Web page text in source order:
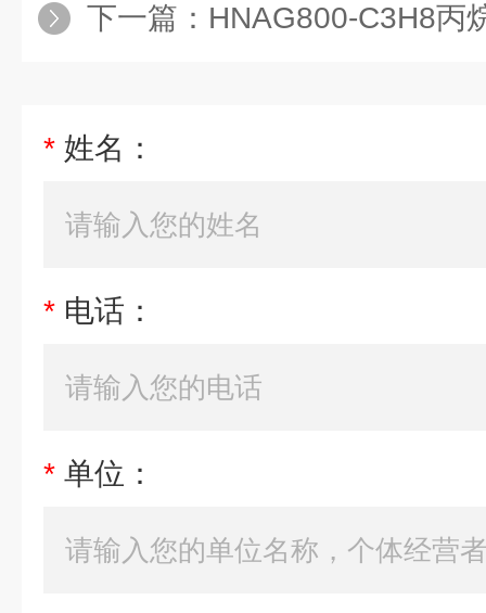
下一篇： HNAG800-C3H8丙
* 姓名：
* 电话：
* 单位：